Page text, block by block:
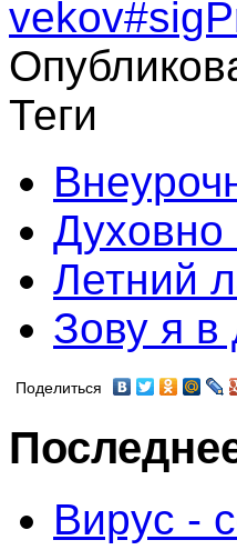
Теги
Духовно
Летний
Зову я
Поделиться
Вирус -